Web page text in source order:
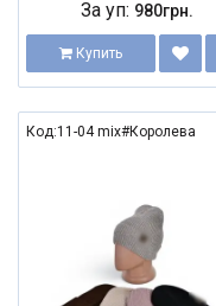
За уп: 980грн.
Купить
Код:11-04 mix#Королева